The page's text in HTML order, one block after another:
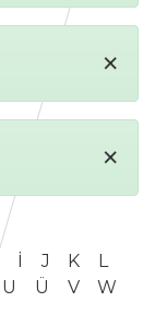
×
×
İ J K
L
U Ü V
W